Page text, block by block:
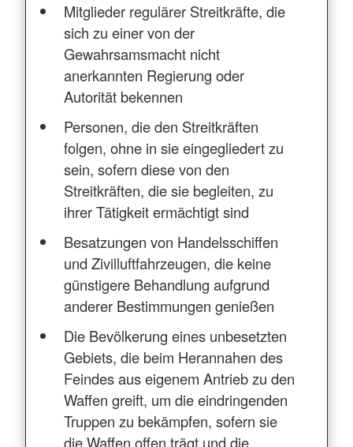
Mitglieder regulärer Streitkräfte, die
sich zu einer von der
Gewahrsamsmacht nicht
anerkannten Regierung oder
Autorität bekennen
Personen, die den Streitkräften
folgen, ohne in sie eingegliedert zu
sein, sofern diese von den
Streitkräften, die sie begleiten, zu
ihrer Tätigkeit ermächtigt sind
Besatzungen von Handelsschiffen
und Zivilluftfahrzeugen, die keine
günstigere Behandlung aufgrund
anderer Bestimmungen genießen
Die Bevölkerung eines unbesetzten
Gebiets, die beim Herannahen des
Feindes aus eigenem Antrieb zu den
Waffen greift, um die eindringenden
Truppen zu bekämpfen, sofern sie
die Waffen offen trägt und die